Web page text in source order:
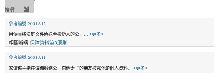
參考編號:2001A12
用傳真將法庭文件傳送至投訴人的公司 ... <更多>
相關範疇:保障資料第3原則
參考編號:2001A11
家傭僱主指控僱傭服務公司向他妻子的朋友披露他的個人資料 ... <更多>